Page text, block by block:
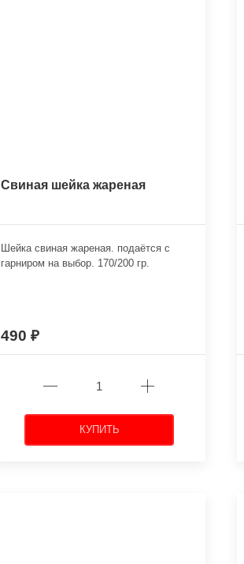
Свиная шейка жареная
Шейка свиная жареная. подаётся с
гарниром на выбор. 170/200 гр.
490
КУПИТЬ